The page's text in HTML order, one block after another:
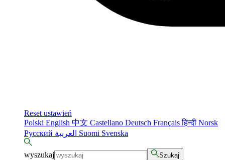
Reset ustawień
Polski English 中文 Castellano Deutsch Françaisहिन्दी Norsk
Русский
Suomi Svenska
wyszukaj Szukaj